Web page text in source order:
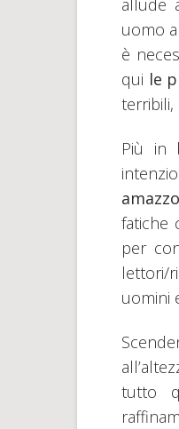
allude
uomo
è
qui le
terribili,
Più in
fatiche
per
lettori/
uomini
tutto